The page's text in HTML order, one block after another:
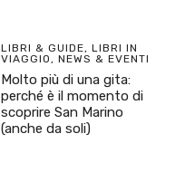
LIBRI & GUIDE, LIBRI IN
VIAGGIO, NEWS & EVENTI
Molto più di una gita:
perché è il momento di
scoprire San Marino
(anche da soli)